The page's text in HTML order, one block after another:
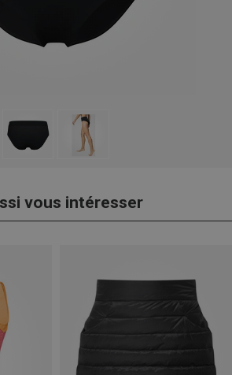
vous intéresser